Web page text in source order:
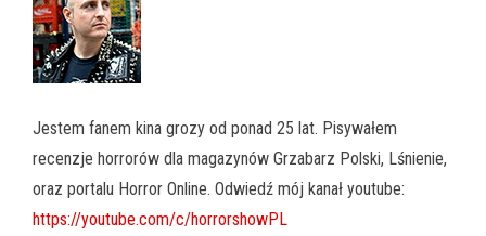
Jestem fanem kina grozy od ponad 25 lat. Pisywałem
recenzje horrorów dla magazynów Grzabarz Polski, Lśnienie,
oraz portalu Horror Online. Odwiedź mój kanał youtube:
https://youtube.com/c/horrorshowPL